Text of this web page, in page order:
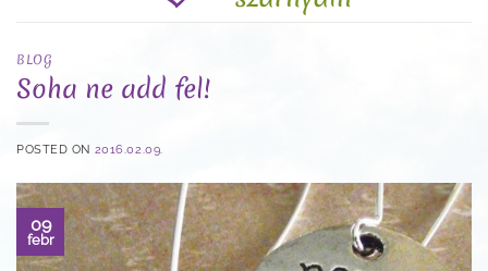
BLOG
Soha ne add fel!
POSTED ON 2016.02.09.
09
febr